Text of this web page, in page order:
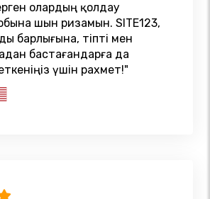
олардың қолдау
шын ризамын. SITE123,
барлығына, тіпті мен
бастағандарға да
үшін рахмет!"